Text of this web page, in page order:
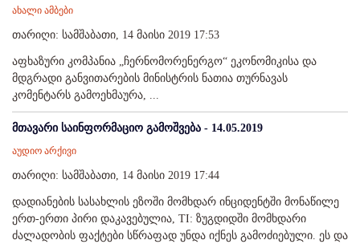
ახალი ამბები
თარიღი: სამშაბათი, 14 მაისი 2019 17:53
აფხაზური კომპანია „ჩერნომორენერგო“ ეკონომიკისა და
მდგრადი განვითარების მინისტრის ნათია თურნავას
კომენტარს გამოეხმაურა, ...
მთავარი საინფორმაციო გამოშვება - 14.05.2019
აუდიო არქივი
თარიღი: სამშაბათი, 14 მაისი 2019 17:44
დადიანების სასახლის ეზოში მომხდარ ინციდენტში მონაწილე
ერთ-ერთი პირი დაკავებულია, TI: ზუგდიდში მომხდარი
ძალადობის ფაქტები სწრაფად უნდა იქნეს გამოძიებული. ეს და